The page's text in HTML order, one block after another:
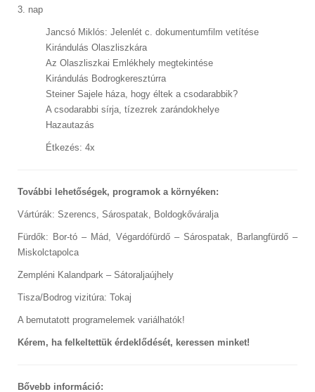
3. nap
Jancsó Miklós: Jelenlét c. dokumentumfilm vetítése
Kirándulás Olaszliszkára
Az Olaszliszkai Emlékhely megtekintése
Kirándulás Bodrogkeresztúrra
Steiner Sajele háza, hogy éltek a csodarabbik?
A csodarabbi sírja, tízezrek zarándokhelye
Hazautazás
Étkezés: 4x
További lehetőségek, programok a környéken:
Vártúrák: Szerencs, Sárospatak, Boldogkőváralja
Fürdők: Bor-tó – Mád, Végardófürdő – Sárospatak, Barlangfürdő –
Miskolctapolca
Zempléni Kalandpark – Sátoraljaújhely
Tisza/Bodrog vizitúra: Tokaj
A bemutatott programelemek variálhatók!
Kérem, ha felkeltettük érdeklődését, keressen minket!
Bővebb információ: